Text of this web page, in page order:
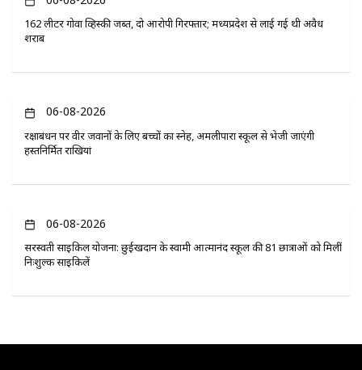
162 लीटर गोवा व्हिस्की जब्त, दो आरोपी गिरफ्तार; मध्यप्रदेश से लाई गई थी अवैध
शराब
06-08-2026
रक्षाबंधन पर वीर जवानों के लिए बच्चों का स्नेह, अमलीपारा स्कूल से भेजी जाएंगी
हस्तनिर्मित राखियां
06-08-2026
सरस्वती साइकिल योजना: छुईखदान के स्वामी आत्मानंद स्कूल की 81 छात्राओं को मिलीं
निःशुल्क साइकिलें